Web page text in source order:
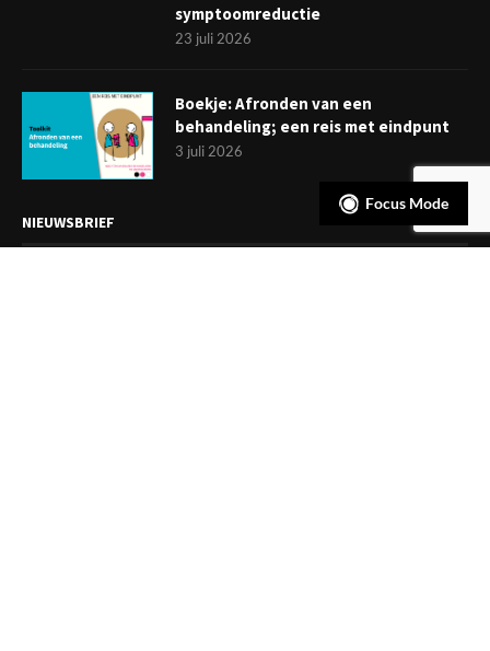
symptoomreductie
23 juli 2026
Boekje: Afronden van een
behandeling; een reis met eindpunt
3 juli 2026
NIEUWSBRIEF
Focus Mode